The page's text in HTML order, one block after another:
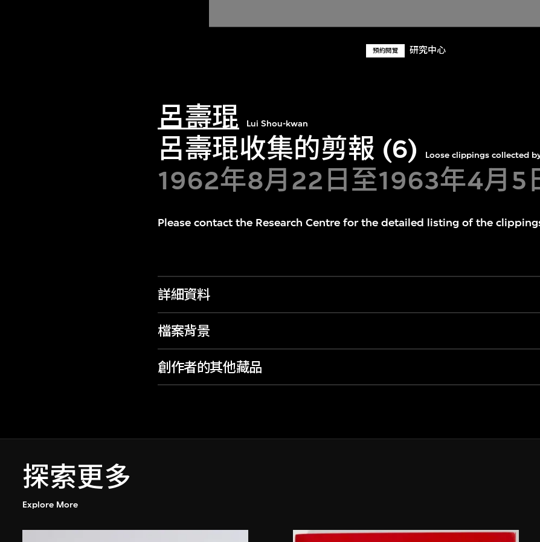
預約閱覽 研究中心
呂壽琨 Lui Shou-kwan
呂壽琨收集的剪報 (6) Loose clippings collected
1962年8月22日至1963年4月5
Please contact the Research Centre for the detailed listing of the
詳細資料
檔案背景
創作者的其他藏品
探索更多
Explore More